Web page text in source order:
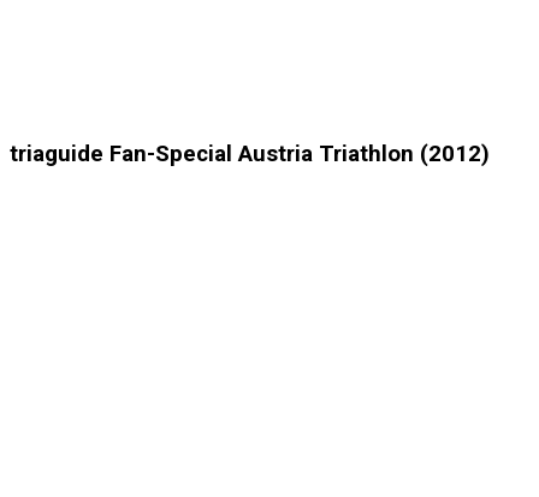
triaguide Fan-Special Austria Triathlon (2012)